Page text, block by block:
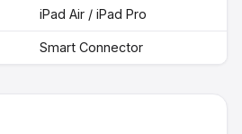
iPad Air / iPad Pro
Smart Connector